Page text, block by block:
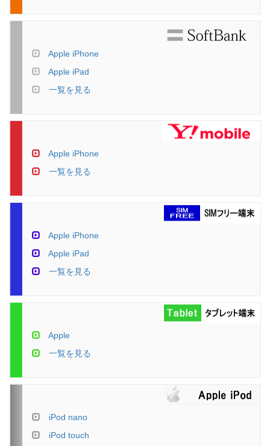
Apple iPhone
Apple iPad
一覧を見る
Apple iPhone
一覧を見る
Apple iPhone
Apple iPad
一覧を見る
Apple
一覧を見る
iPod nano
iPod touch